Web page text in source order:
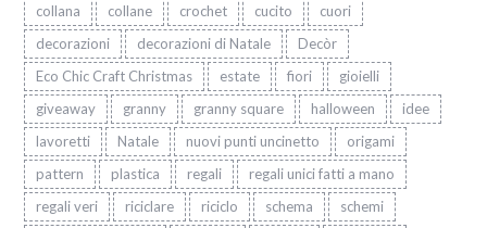
collana
collane crochet cucito
cuori
decorazioni
decorazioni di Natale
Decòr
Eco Chic Craft Christmas
estate fiori
gioielli
giveaway
granny granny square halloween
idee
lavoretti
Natale nuovi punti uncinetto
origami
pattern
plastica regali
regali unici fatti a mano
regali veri
riciclare riciclo schema
schemi